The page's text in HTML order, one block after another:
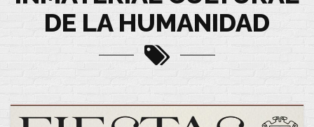
DE LA HUMANIDAD